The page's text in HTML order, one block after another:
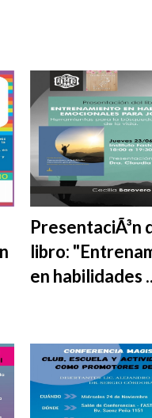
PresentaciÃ³n
libro:
en habilidades